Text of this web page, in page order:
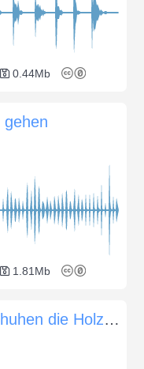
0.44Mb
gehen
1.81Mb
Leichtes Laufen in Turnschuhen die Holzstufen hinauf